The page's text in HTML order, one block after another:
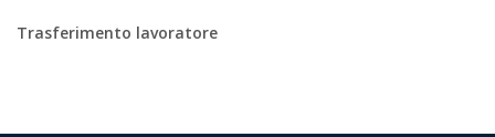
Trasferimento lavoratore